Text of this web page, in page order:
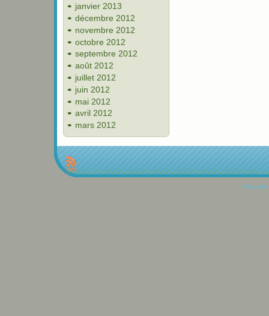
janvier 2013
décembre 2012
novembre 2012
octobre 2012
septembre 2012
août 2012
juillet 2012
juin 2012
mai 2012
avril 2012
mars 2012